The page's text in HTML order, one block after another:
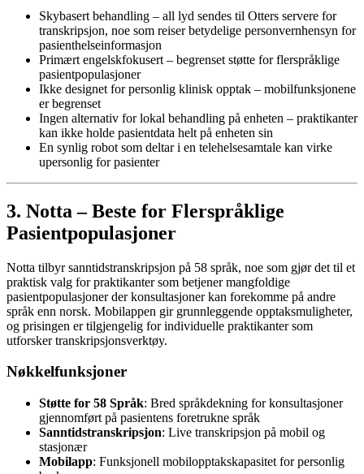
Skybasert behandling – all lyd sendes til Otters servere for
transkripsjon, noe som reiser betydelige personvernhensyn for
pasienthelseinformasjon
Primært engelskfokusert – begrenset støtte for flerspråklige
pasientpopulasjoner
Ikke designet for personlig klinisk opptak – mobilfunksjonene
er begrenset
Ingen alternativ for lokal behandling på enheten – praktikanter
kan ikke holde pasientdata helt på enheten sin
En synlig robot som deltar i en telehelsesamtale kan virke
upersonlig for pasienter
3. Notta – Beste for Flerspråklige
Pasientpopulasjoner
Notta tilbyr sanntidstranskripsjon på 58 språk, noe som gjør det til et
praktisk valg for praktikanter som betjener mangfoldige
pasientpopulasjoner der konsultasjoner kan forekomme på andre
språk enn norsk. Mobilappen gir grunnleggende opptaksmuligheter,
og prisingen er tilgjengelig for individuelle praktikanter som
utforsker transkripsjonsverktøy.
Nøkkelfunksjoner
Støtte for 58 Språk: Bred språkdekning for konsultasjoner
gjennomført på pasientens foretrukne språk
Sanntidstranskripsjon: Live transkripsjon på mobil og
stasjonær
Mobilapp: Funksjonell mobilopptakskapasitet for personlig